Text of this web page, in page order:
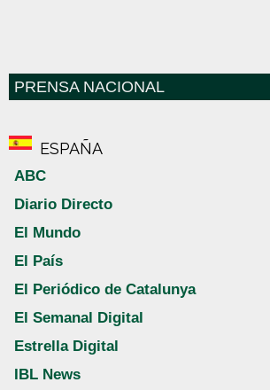
PRENSA NACIONAL
ESPAÑA
ABC
Diario Directo
El Mundo
El País
El Periódico de Catalunya
El Semanal Digital
Estrella Digital
IBL News